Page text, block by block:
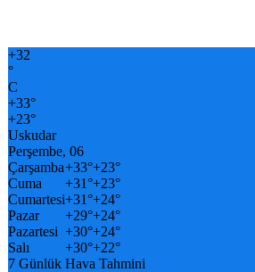
+32
°
C
+33°
+23°
Uskudar
Perşembe, 06
Çarşamba+33°+23°
Cuma
+31°+23°
Cumartesi+31°+24°
Pazar
+29°+24°
Pazartesi +30°+24°
Salı
+30°+22°
7 Günlük Hava Tahmini